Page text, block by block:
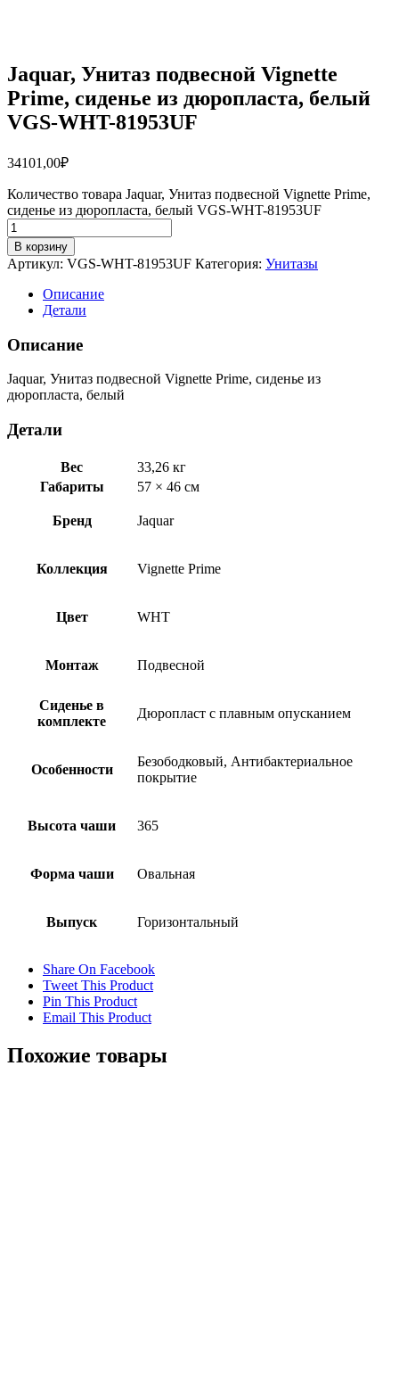
Jaquar, Унитаз подвесной Vignette
Prime, сиденье из дюропласта, белый
VGS-WHT-81953UF
34101,00₽
Количество товара Jaquar, Унитаз подвесной Vignette Prime,
сиденье из дюропласта, белый VGS-WHT-81953UF
В корзину
Артикул: VGS-WHT-81953UF Категория: Унитазы
Описание
Детали
Описание
Jaquar, Унитаз подвесной Vignette Prime, сиденье из
дюропласта, белый
Детали
Вес
33,26 кг
Габариты
57 × 46 см
Бренд Jaquar
Коллекция Vignette Prime
Цвет WHT
Монтаж Подвесной
Сиденье в
комплекте
Дюропласт с плавным опусканием
Особенности
Безободковый, Антибактериальное
покрытие
Высота чаши 365
Форма чаши Овальная
Выпуск Горизонтальный
Share On Facebook
Tweet This Product
Pin This Product
Email This Product
Похожие товары